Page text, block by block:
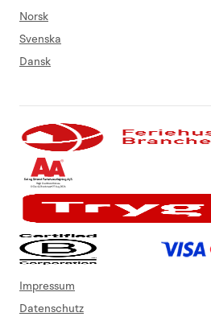
Norsk
Svenska
Dansk
Impressum
Datenschutz